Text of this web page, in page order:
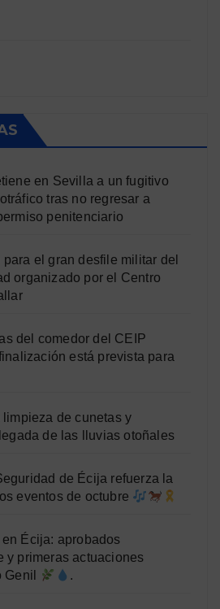
en Sevilla a un fugitivo
tras no regresar a
penitenciario
el gran desfile militar del
organizado por el Centro
del comedor del CEIP
está prevista para
de cunetas y
de las lluvias otoñales
de Écija refuerza la
eventos de octubre
Écija: aprobados
y primeras actuaciones
Genil
.